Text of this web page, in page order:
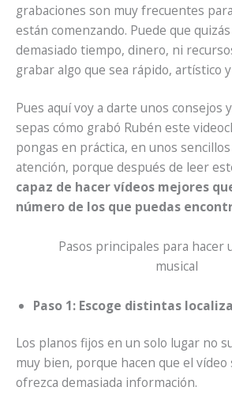
grabaciones son muy frecuentes
están comenzando. Puede que
demasiado tiempo, dinero, ni
grabar algo que sea rápido, artístico
Pues aquí voy a darte unos consejos
sepas cómo grabó Rubén este
pongas en práctica, en unos
atención, porque después de leer
capaz de hacer vídeos mejores
número de los que puedas
Pasos principales para hacer
musical
Paso 1: Escoge distintas
Los planos fijos en un solo lugar no
muy bien, porque hacen que el
ofrezca demasiada información.